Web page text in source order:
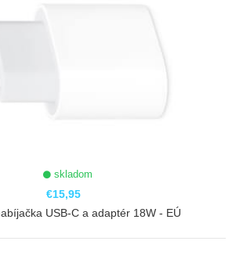
skladom
€15,95
USB-C a adaptér 18W - EÚ